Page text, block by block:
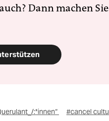
Dann machen
:*innen“ #cancel